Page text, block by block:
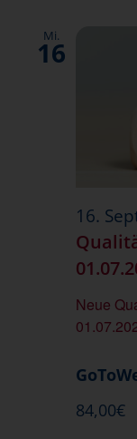
Mi.
16
Neue
16.
84,00€